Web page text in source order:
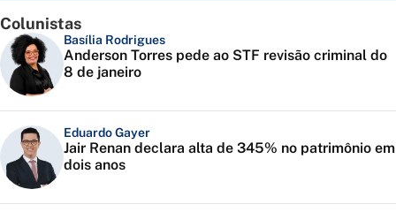
Colunistas
Basília Rodrigues
Anderson Torres pede ao STF revisão criminal do
8 de janeiro
Eduardo Gayer
Jair Renan declara alta de 345% no patrimônio em
dois anos